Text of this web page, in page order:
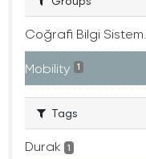
Coğrafi Bilgi Sistem...
Mobility 1
Tags
Durak 1